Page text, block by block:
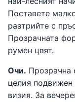
Поставете
разтрийте с
Прозрачната
румен цвят.
Очи. Прозрачна
целия подвижен
визия. За